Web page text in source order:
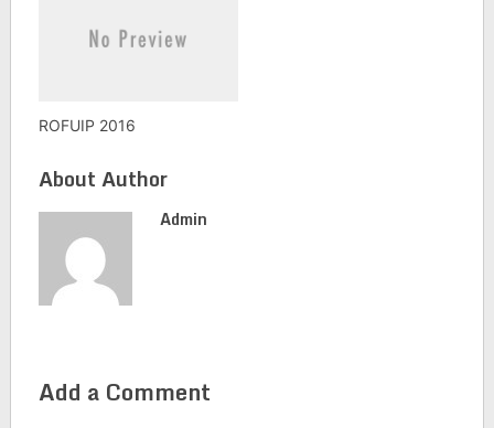
ROFUIP 2016
About Author
Admin
Add a Comment